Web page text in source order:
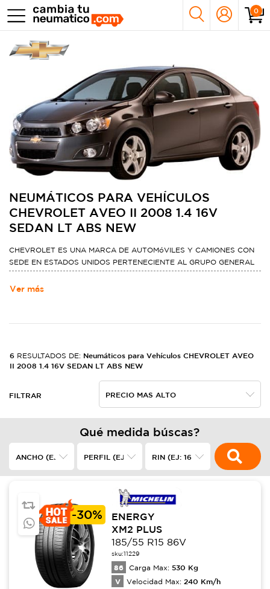
0
NEUMÁTICOS PARA VEHÍCULOS
CHEVROLET AVEO II 2008 1.4 16V
SEDAN LT ABS NEW
CHEVROLET ES UNA MARCA DE AUTOMóVILES Y CAMIONES CON
SEDE EN ESTADOS UNIDOS PERTENECIENTE AL GRUPO GENERAL
CRAPO DURANT EL 3 DE NOVIEMBRE DE 1911,2​ EN LOS ESTADOS
Ver más
6 RESULTADOS DE: Neumáticos para Vehículos CHEVROLET AVEO
II 2008 1.4 16V SEDAN LT ABS NEW
FILTRAR
Qué medida búscas?
-30%
ENERGY
XM2 PLUS
185/55 R15 86V
sku:11229
86 Carga Max: 530 Kg
V Velocidad Max: 240 Km/h